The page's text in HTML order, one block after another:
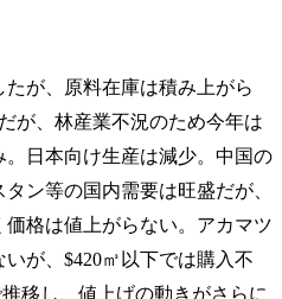
が、原料在庫は積み上がら
が、林産業不況のため今年は
日本向け生産は減少。中国の
ン等の国内需要は旺盛だが、
格は値上がらない。アカマツ
が、$420㎥以下では購入不
移し、値上げの動きがさらに